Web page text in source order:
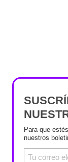
Para que
nuestros